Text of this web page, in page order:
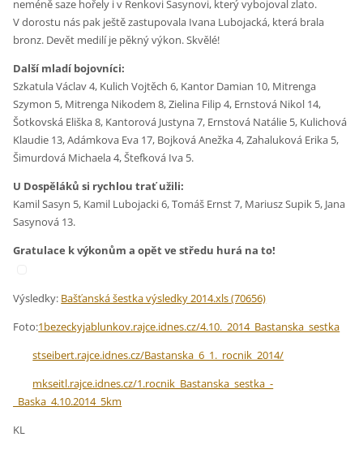
neméně saze hořely i v Renkovi Sasynovi, který vybojoval zlato.
V dorostu nás pak ještě zastupovala Ivana Lubojacká, která brala
bronz. Devět medilí je pěkný výkon. Skvělé!
Další mladí bojovníci:
Szkatula Václav 4, Kulich Vojtěch 6, Kantor Damian 10, Mitrenga
Szymon 5, Mitrenga Nikodem 8, Zielina Filip 4, Ernstová Nikol 14,
Šotkovská Eliška 8, Kantorová Justyna 7, Ernstová Natálie 5, Kulichová
Klaudie 13, Adámkova Eva 17, Bojková Anežka 4, Zahaluková Erika 5,
Šimurdová Michaela 4, Štefková Iva 5.
U Dospěláků si rychlou trať užili:
Kamil Sasyn 5, Kamil Lubojacki 6, Tomáš Ernst 7, Mariusz Supik 5, Jana
Sasynová 13.
Gratulace k výkonům a opět ve středu hurá na to!
Výsledky: Bašťanská šestka výsledky 2014.xls (70656)
Foto:1bezeckyjablunkov.rajce.idnes.cz/4.10._2014_Bastanska_sestka
stseibert.rajce.idnes.cz/Bastanska_6_1._rocnik_2014/
mkseitl.rajce.idnes.cz/1.rocnik_Bastanska_sestka_-
_Baska_4.10.2014_5km
KL